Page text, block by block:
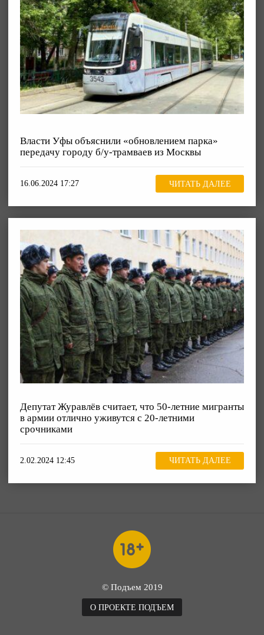
Власти Уфы объяснили «обновлением парка»
передачу городу б/у-трамваев из Москвы
16.06.2024 17:27 ЧИТАТЬ ДАЛЕЕ
Депутат Журавлёв считает, что 50-летние мигранты
в армии отлично уживутся с 20-летними
срочниками
2.02.2024 12:45 ЧИТАТЬ ДАЛЕЕ
© Подъем 2019
О ПРОЕКТЕ ПОДЪЕМ